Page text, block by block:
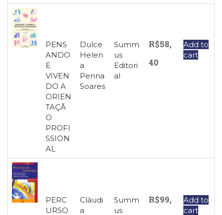
PENS
ANDO
E
VIVEN
DO A
ORIEN
TAÇÃ
O
PROFI
SSION
AL
Dulce
Helen
a
Penna
Soares
Summ
us
Editori
al
R$58,
40
Add to
cart
PERC
URSO
Cláudi
a
Summ
us
R$99,
Add to
cart